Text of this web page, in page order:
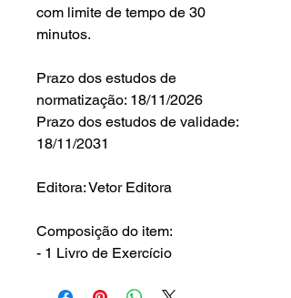
com limite de tempo de 30
minutos.
Prazo dos estudos de
normatização: 18/11/2026
Prazo dos estudos de validade:
18/11/2031
Editora: Vetor Editora
Composição do item:
- 1 Livro de Exercício